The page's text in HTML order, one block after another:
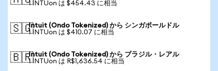
1 INTUon は $454.43 に相当
🇸🇬Intuit (Ondo Tokenized) から シンガポールドル
1 INTUon は $410.07 に相当
🇧🇷Intuit (Ondo Tokenized) から ブラジル・レアル
1 INTUon は R$1,636.54 に相当